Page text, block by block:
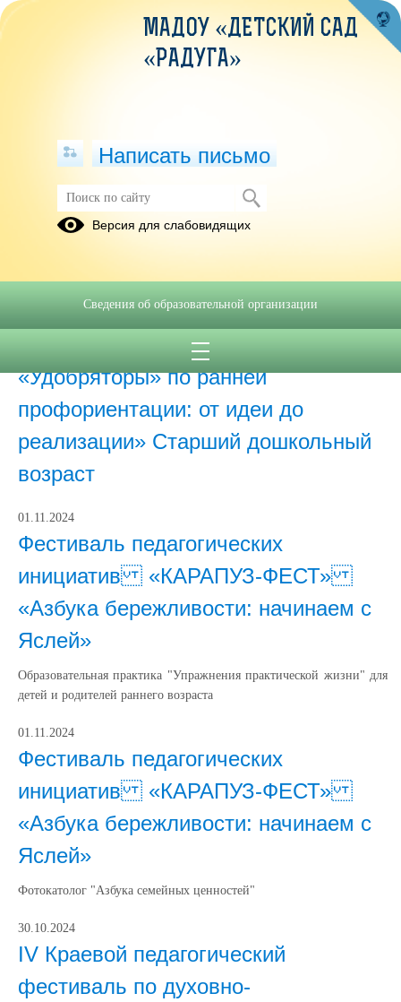
Электронный кейс
«Проект инженерной книги
«Удобряторы» по ранней
профориентации: от идеи до
реализации» Старший дошкольный
возраст
01.11.2024
Фестиваль педагогических
инициатив «КАРАПУЗ-ФЕСТ»
«Азбука бережливости: начинаем с
Яслей»
Образовательная практика "Упражнения практической жизни" для
детей и родителей раннего возраста
01.11.2024
Фестиваль педагогических
инициатив «КАРАПУЗ-ФЕСТ»
«Азбука бережливости: начинаем с
Яслей»
Фотокатолог "Азбука семейных ценностей"
30.10.2024
IV Краевой педагогический
фестиваль по духовно-
МАДОУ «ДЕТСКИЙ САД
«РАДУГА»
Написать письмо
Версия для слабовидящих
Сведения об образовательной организации